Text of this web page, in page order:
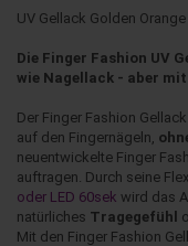
UV Gellack Golden
Die Finger Fashion UV
wie Nagellack - aber
Der Finger Fashion
auf den Fingernägeln,
neuentwickelte Finger
auftragen. Durch seine
oder LED 60sek wird das
natürliches Tragegefühl
Mit den Finger Fashion